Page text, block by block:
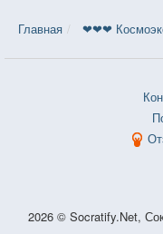
Главная ❤❤❤
2026 © Socratify.Net,